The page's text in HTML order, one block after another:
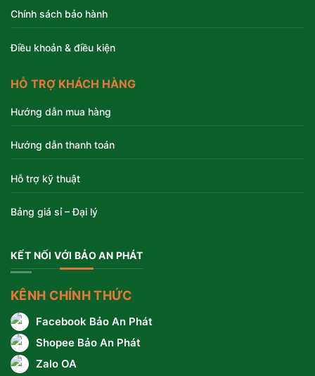
Chính sách bảo hành
Điều khoản & điều kiện
HỖ TRỢ KHÁCH HÀNG
Hướng dẫn mua hàng
Hướng dẫn thanh toán
Hỗ trợ kỹ thuật
Bảng giá sỉ – Đại lý
KẾT NỐI VỚI BẢO AN PHÁT
KÊNH CHÍNH THỨC
Facebook Bảo An Phát
Shopee Bảo An Phát
Zalo OA